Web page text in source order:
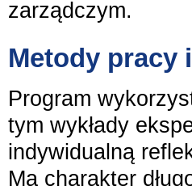
zarządczym.
Metody pracy
Program
tym wykłady
indywidualną
Ma charakter